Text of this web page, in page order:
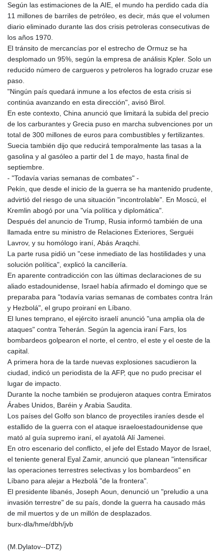
Según las estimaciones de la AIE, el mundo ha perdido cada día
11 millones de barriles de petróleo, es decir, más que el volumen
diario eliminado durante las dos crisis petroleras consecutivas de
los años 1970.
El tránsito de mercancías por el estrecho de Ormuz se ha
desplomado un 95%, según la empresa de análisis Kpler. Solo un
reducido número de cargueros y petroleros ha logrado cruzar ese
paso.
"Ningún país quedará inmune a los efectos de esta crisis si
continúa avanzando en esta dirección", avisó Birol.
En este contexto, China anunció que limitará la subida del precio
de los carburantes y Grecia puso en marcha subvenciones por un
total de 300 millones de euros para combustibles y fertilizantes.
Suecia también dijo que reducirá temporalmente las tasas a la
gasolina y al gasóleo a partir del 1 de mayo, hasta final de
septiembre.
- "Todavía varias semanas de combates" -
Pekín, que desde el inicio de la guerra se ha mantenido prudente,
advirtió del riesgo de una situación "incontrolable". En Moscú, el
Kremlin abogó por una "vía política y diplomática".
Después del anuncio de Trump, Rusia informó también de una
llamada entre su ministro de Relaciones Exteriores, Serguéi
Lavrov, y su homólogo iraní, Abás Araqchi.
La parte rusa pidió un "cese inmediato de las hostilidades y una
solución política", explicó la cancillería.
En aparente contradicción con las últimas declaraciones de su
aliado estadounidense, Israel había afirmado el domingo que se
preparaba para "todavía varias semanas de combates contra Irán
y Hezbolá", el grupo proiraní en Líbano.
El lunes temprano, el ejército israelí anunció "una amplia ola de
ataques" contra Teherán. Según la agencia iraní Fars, los
bombardeos golpearon el norte, el centro, el este y el oeste de la
capital.
A primera hora de la tarde nuevas explosiones sacudieron la
ciudad, indicó un periodista de la AFP, que no pudo precisar el
lugar de impacto.
Durante la noche también se produjeron ataques contra Emiratos
Árabes Unidos, Baréin y Arabia Saudita.
Los países del Golfo son blanco de proyectiles iraníes desde el
estallido de la guerra con el ataque israeloestadounidense que
mató al guía supremo iraní, el ayatolá Alí Jamenei.
En otro escenario del conflicto, el jefe del Estado Mayor de Israel,
el teniente general Eyal Zamir, anunció que planean "intensificar
las operaciones terrestres selectivas y los bombardeos" en
Líbano para alejar a Hezbolá "de la frontera".
El presidente libanés, Joseph Aoun, denunció un "preludio a una
invasión terrestre" de su país, donde la guerra ha causado más
de mil muertos y de un millón de desplazados.
burx-dla/hme/dbh/jvb
(M.Dylatov--DTZ)